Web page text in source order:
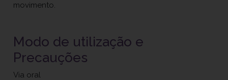
movimento.
Modo de utilização e
Precauções
Via oral